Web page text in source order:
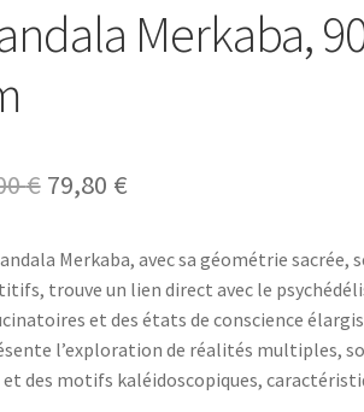
Merkaba,
€ Le
initial
était :
99,00 €.
79,80 €Le
actuel
est :
79,80 €.
Merkaba, avec sa géométrie
trouve un lien direct avec le
et des états de conscience
l’exploration de réalités multiples,
et des motifs kaléidoscopiques,